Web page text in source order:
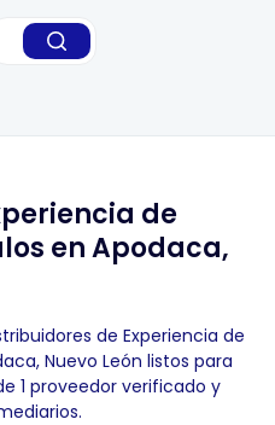
de
en Apodaca,
de Experiencia de
Nuevo León listos para
1 proveedor verificado y